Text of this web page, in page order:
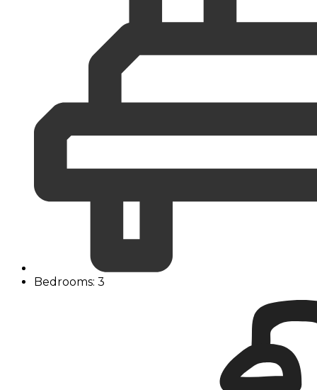
Bedrooms: 3